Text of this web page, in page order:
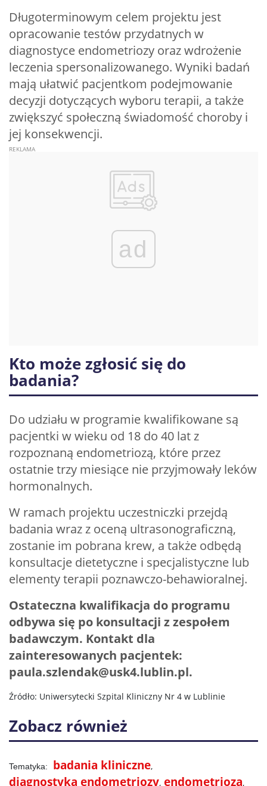
Długoterminowym celem projektu jest
opracowanie testów przydatnych w
diagnostyce endometriozy oraz wdrożenie
leczenia spersonalizowanego. Wyniki badań
mają ułatwić pacjentkom podejmowanie
decyzji dotyczących wyboru terapii, a także
zwiększyć społeczną świadomość choroby i
jej konsekwencji.
ad
Kto może zgłosić się do
badania?
Do udziału w programie kwalifikowane są
pacjentki w wieku od 18 do 40 lat z
rozpoznaną endometriozą, które przez
ostatnie trzy miesiące nie przyjmowały leków
hormonalnych.
W ramach projektu uczestniczki przejdą
badania wraz z oceną ultrasonograficzną,
zostanie im pobrana krew, a także odbędą
konsultacje dietetyczne i specjalistyczne lub
elementy terapii poznawczo-behawioralnej.
Ostateczna kwalifikacja do programu
odbywa się po konsultacji z zespołem
badawczym. Kontakt dla
zainteresowanych pacjentek:
paula.szlendak@usk4.lublin.pl.
Źródło: Uniwersytecki Szpital Kliniczny Nr 4 w Lublinie
Zobacz również
badania kliniczne
diagnostyka endometriozy endometrioza